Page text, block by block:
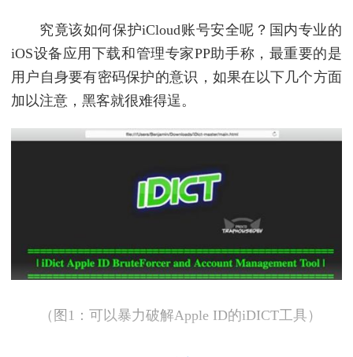
究竟该如何保护iCloud账号安全呢？国内专业的
iOS设备应用下载和管理专家PP助手称，最重要的是
用户自身要有密码保护的意识，如果在以下几个方面
加以注意，黑客就很难得逞。
（图1：可以暴力破解Apple ID的iDICT工具）